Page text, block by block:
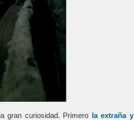
gran curiosidad. Primero la extraña y